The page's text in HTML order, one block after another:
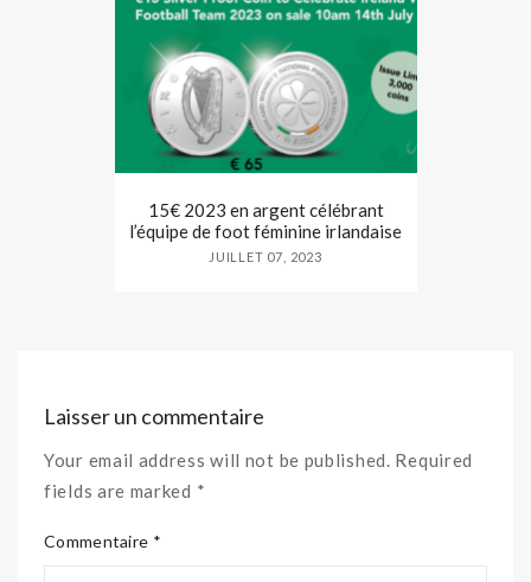
15€ 2023 en argent célébrant
l’équipe de foot féminine irlandaise
JUILLET 07, 2023
Laisser un commentaire
Your email address will not be published. Required
fields are marked *
Commentaire *